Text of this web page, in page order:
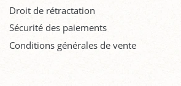
Droit de rétractation
Sécurité des paiements
Conditions générales de vente